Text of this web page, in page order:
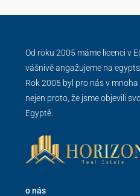
Od roku 2005 máme licenci v
vášnivě angažujeme na
Rok 2005 byl pro nás v
nejen proto, že jsme objevili
Egyptě.
o nás